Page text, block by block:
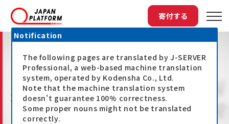
寄付する
最新情報
Notification
The following pages are translated by J-SERVER
Professional, a web-based machine translation
system, operated by Kodensha Co., Ltd.
Note that the machine translation system
doesn't guarantee 100% correctness.
Some proper nouns might not be translated
correctly.